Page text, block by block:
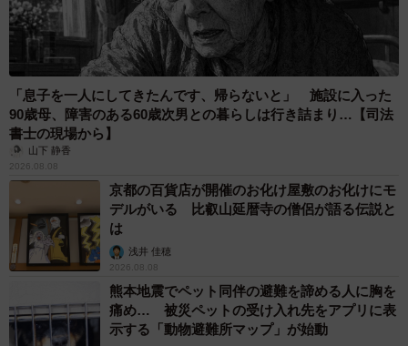
「息子を一人にしてきたんです、帰らないと」 施設に入った
90歳母、障害のある60歳次男との暮らしは行き詰まり…【司法
書士の現場から】
山下 静香
2026.08.08
京都の百貨店が開催のお化け屋敷のお化けにモ
デルがいる 比叡山延暦寺の僧侶が語る伝説と
は
浅井 佳穂
2026.08.08
熊本地震でペット同伴の避難を諦める人に胸を
痛め… 被災ペットの受け入れ先をアプリに表
示する「動物避難所マップ」が始動